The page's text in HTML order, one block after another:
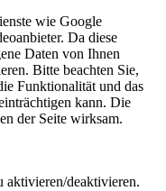
wie Google
Da diese
Daten von Ihnen
Bitte beachten Sie,
Funktionalität und das
kann. Die
der Seite wirksam.
deaktivieren.